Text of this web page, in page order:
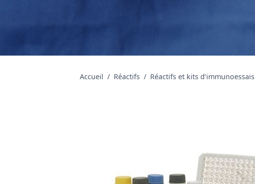
Accueil Réactifs Réactifs et kits d’immunoessais